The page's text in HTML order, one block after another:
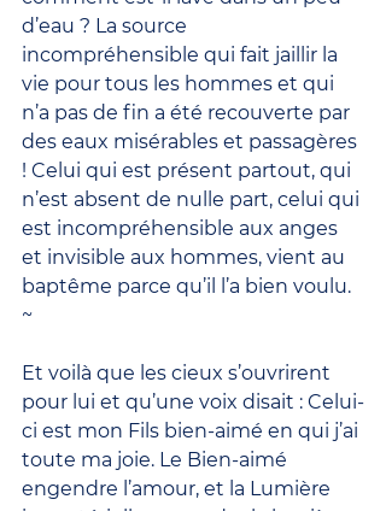
d’eau ? La source
incompréhensible qui fait jaillir la
vie pour tous les hommes et qui
n’a pas de fin a été recouverte par
des eaux misérables et passagères
! Celui qui est présent partout, qui
n’est absent de nulle part, celui qui
est incompréhensible aux anges
et invisible aux hommes, vient au
baptême parce qu’il l’a bien voulu.
~
Et voilà que les cieux s’ouvrirent
pour lui et qu’une voix disait : Celui-
ci est mon Fils bien-aimé en qui j’ai
toute ma joie. Le Bien-aimé
engendre l’amour, et la Lumière